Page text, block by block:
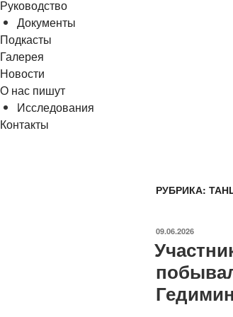
Руководство
Документы
Подкасты
Галерея
Новости
О нас пишут
Исследования
Контакты
РУБРИКА:
ОПУБЛИКОВАНО
09.06.2026